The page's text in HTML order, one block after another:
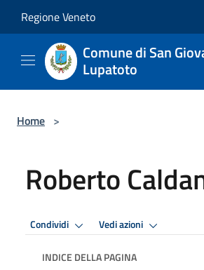
Regione Veneto
Comune di San
Lupatoto
Home >
Roberto
Condividi Vedi azioni
INDICE DELLA PAGINA